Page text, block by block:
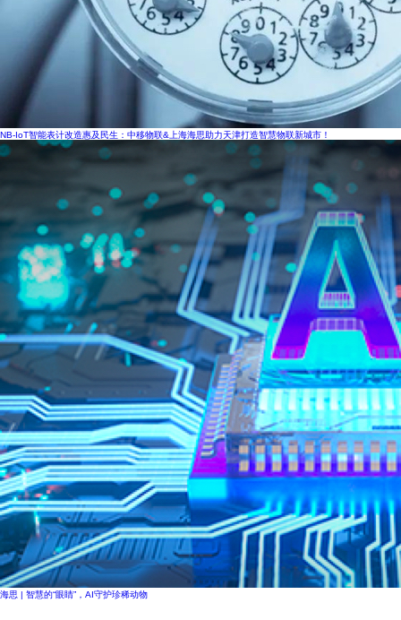
NB-IoT智能表计改造惠及民生：中移物联&上海海思助力天津打造智慧物联新城市！
海思 | 智慧的“眼睛”，AI守护珍稀动物